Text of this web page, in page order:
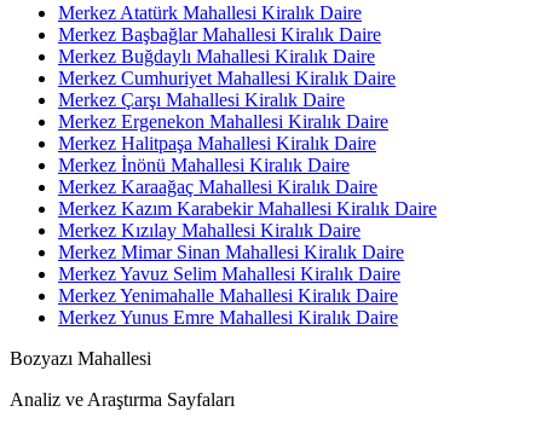
Merkez Atatürk Mahallesi Kiralık Daire
Merkez Başbağlar Mahallesi Kiralık Daire
Merkez Buğdaylı Mahallesi Kiralık Daire
Merkez Cumhuriyet Mahallesi Kiralık Daire
Merkez Çarşı Mahallesi Kiralık Daire
Merkez Ergenekon Mahallesi Kiralık Daire
Merkez Halitpaşa Mahallesi Kiralık Daire
Merkez İnönü Mahallesi Kiralık Daire
Merkez Karaağaç Mahallesi Kiralık Daire
Merkez Kazım Karabekir Mahallesi Kiralık Daire
Merkez Kızılay Mahallesi Kiralık Daire
Merkez Mimar Sinan Mahallesi Kiralık Daire
Merkez Yavuz Selim Mahallesi Kiralık Daire
Merkez Yenimahalle Mahallesi Kiralık Daire
Merkez Yunus Emre Mahallesi Kiralık Daire
Bozyazı Mahallesi
Analiz ve Araştırma Sayfaları